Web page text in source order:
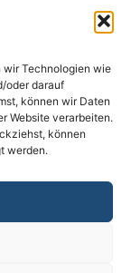
wir Technologien wie
oder darauf
können wir Daten
Website verarbeiten.
können
werden.